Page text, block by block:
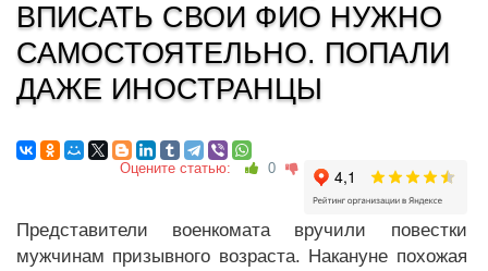
ВПИСАТЬ СВОИ ФИО НУЖНО
САМОСТОЯТЕЛЬНО. ПОПАЛИ
ДАЖЕ ИНОСТРАНЦЫ
Оцените статью: 0
Представители военкомата вручили повестки
мужчинам призывного возраста. Накануне похожая